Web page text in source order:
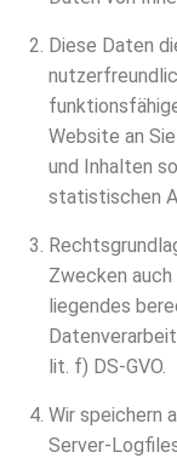
Diese Daten
Website an
und Inhalten
statistischen
Zwecken auch
liegendes
lit. f) DS-GVO.
Wir speichern
Server-